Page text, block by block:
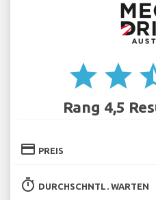
star star
Rang 4,5
credit_card PREIS
timer DURCHSCHNTL. WARTEN